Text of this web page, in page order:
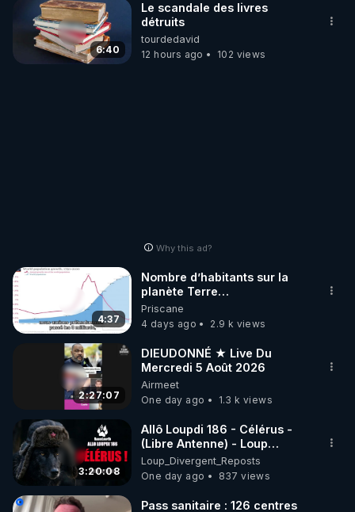
6:40
Le scandale des livres
détruits
tourdedavid
12 hours ago
102 views
Why this ad?
4:37
Nombre d’habitants sur la
planète Terre…
Priscane
4 days ago
2.9 k views
2:27:07
DIEUDONNÉ ★ Live Du
Mercredi 5 Août 2026
Airmeet
One day ago
1.3 k views
3:20:08
Allô Loupdi 186 - Célérus -
(Libre Antenne) - Loup
Divergent 2026.08.06
Loup_Divergent_Reposts
One day ago
837 views
Pass sanitaire : 126 centres